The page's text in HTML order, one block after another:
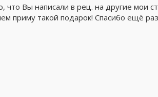
Вы написали в рец. на другие мои
приму такой подарок! Спасибо ещё